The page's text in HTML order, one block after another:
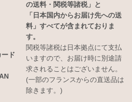
ド
の送料・関税等諸税」と
「日本国内からお届け先への送
料」すべてが含まれておりま
す。
関税等諸税は日本拠点にて支払
いますので、お届け時に別途請
求されることはございません。
(一部のフランスからの直送品は
除きます。)